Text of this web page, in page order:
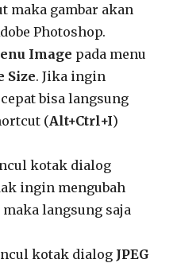
maka gambar akan
Photoshop.
Image pada menu
Size. Jika ingin
bisa langsung
(Alt+Ctrl+I)
kotak dialog
ingin mengubah
langsung saja
kotak dialog JPEG